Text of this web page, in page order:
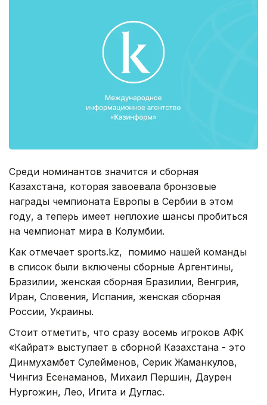
Среди номинантов значится и сборная
Казахстана, которая завоевала бронзовые
награды чемпионата Европы в Сербии в этом
году, а теперь имеет неплохие шансы пробиться
на чемпионат мира в Колумбии.
Как отмечает sports.kz, помимо нашей команды
в список были включены сборные Аргентины,
Бразилии, женская сборная Бразилии, Венгрия,
Иран, Словения, Испания, женская сборная
России, Украины.
Стоит отметить, что сразу восемь игроков АФК
«Кайрат» выступает в сборной Казахстана - это
Динмухамбет Сулейменов, Серик Жаманкулов,
Чингиз Есенаманов, Михаил Першин, Даурен
Нургожин, Лео, Игита и Дуглас.